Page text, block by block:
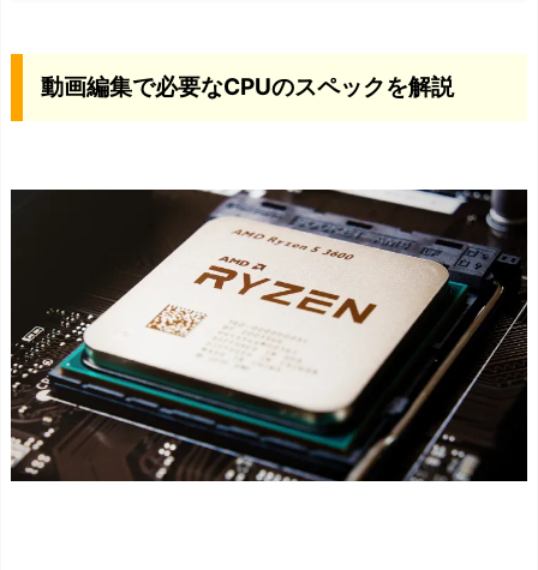
編
集
で
要
U
の
ス
ペ
ク
動画編集で必要なCPUのスペックを解説